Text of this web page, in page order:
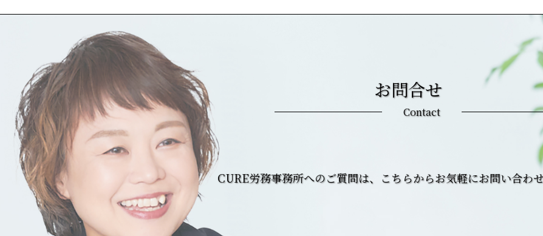
お問合せ
Contact
CURE労務事務所へのご質問は、こちらからお気軽にお問い合わ